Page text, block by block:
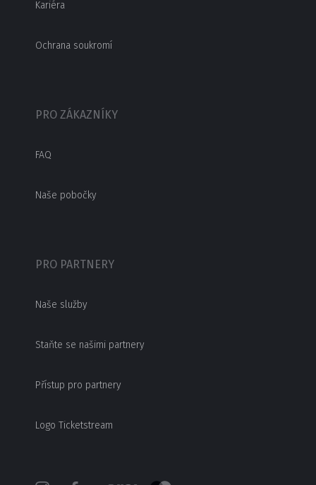
Kariéra
Ochrana soukromí
PRO ZÁKAZNÍKY
FAQ
Naše pobočky
PRO PARTNERY
Naše služby
Staňte se našimi partnery
Přístup pro partnery
Logo Ticketstream